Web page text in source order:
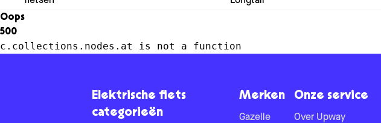
Oops
500
c.collections.nodes.at is not a function
Elektrische fiets
categorieën
Merken
Gazelle
Onze service
Over Upway